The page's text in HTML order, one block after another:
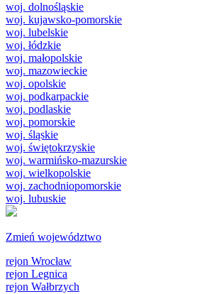
woj. dolnośląskie
woj. kujawsko-pomorskie
woj. lubelskie
woj. łódzkie
woj. małopolskie
woj. mazowieckie
woj. opolskie
woj. podkarpackie
woj. podlaskie
woj. pomorskie
woj. śląskie
woj. świętokrzyskie
woj. warmińsko-mazurskie
woj. wielkopolskie
woj. zachodniopomorskie
woj. lubuskie
Zmień województwo
rejon Wrocław
rejon Legnica
rejon Wałbrzych